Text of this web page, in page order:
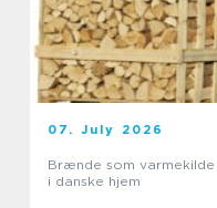
07. July 2026
Brænde som varmekilde
i danske hjem